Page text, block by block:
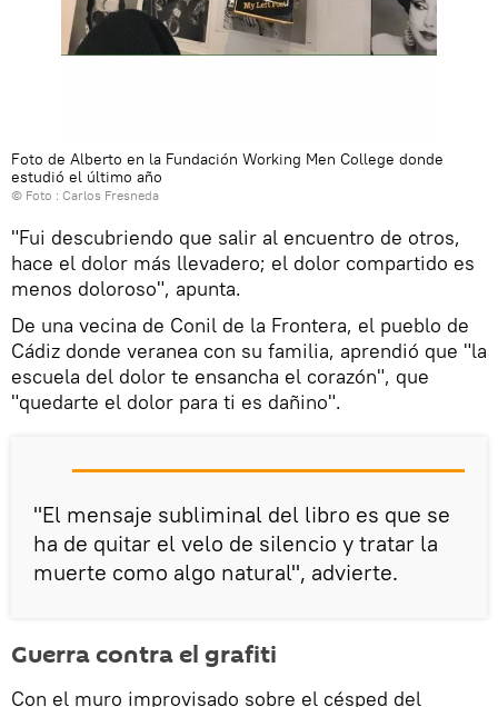
Foto de Alberto en la Fundación Working Men College donde
estudió el último año
© Foto : Carlos Fresneda
"Fui descubriendo que salir al encuentro de otros,
hace el dolor más llevadero; el dolor compartido es
menos doloroso", apunta.
De una vecina de Conil de la Frontera, el pueblo de
Cádiz donde veranea con su familia, aprendió que "la
escuela del dolor te ensancha el corazón", que
"quedarte el dolor para ti es dañino".
"El mensaje subliminal del libro es que se
ha de quitar el velo de silencio y tratar la
muerte como algo natural", advierte.
Guerra contra el grafiti
Con el muro improvisado sobre el césped del